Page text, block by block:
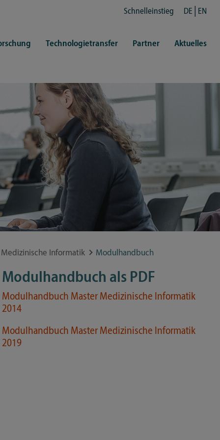
Schnelleinstieg DE EN
Technologietransfer Partner Aktuelles
Informatik Modulhandbuch
Modulhandbuch als PDF
Modulhandbuch Master Medizinische Informatik
2014
Modulhandbuch Master Medizinische Informatik
2019